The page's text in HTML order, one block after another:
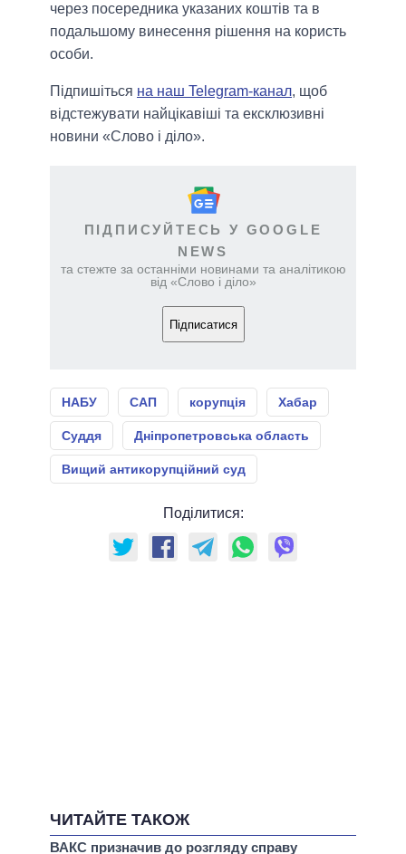
через посередника указаних коштів та в
подальшому винесення рішення на користь
особи.
Підпишіться на наш Telegram-канал, щоб
відстежувати найцікавіші та ексклюзивні
новини «Слово і діло».
ПІДПИСУЙТЕСЬ У GOOGLE
NEWS
та стежте за останніми новинами та аналітикою
від «Слово і діло»
Підписатися
НАБУ САП корупція Хабар
Суддя Дніпропетровська область
Вищий антикорупційний суд
Поділитися:
ЧИТАЙТЕ ТАКОЖ
ВАКС призначив до розгляду справу